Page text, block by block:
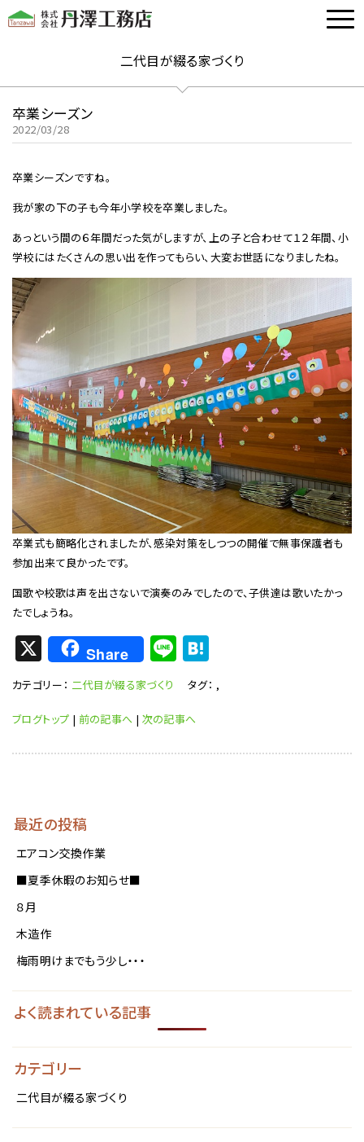
二代目が綴る家づくり
卒業シーズン
2022/03/28
卒業シーズンですね。
我が家の下の子も今年小学校を卒業しました。
あっという間の６年間だった気がしますが、上の子と合わせて１２年間、小
学校にはたくさんの思い出を作ってもらい、大変お世話になりましたね。
卒業式も簡略化されましたが、感染対策をしつつの開催で無事保護者も
参加出来て良かったです。
国歌や校歌は声を出さないで演奏のみでしたので、子供達は歌いたかっ
たでしょうね。
X Share Li
n
e
H
at
e
a
カテゴリー： 二代目が綴る家づくり タグ： ,
ブログトップ | 前の記事へ | 次の記事へ
最近の投稿
エアコン交換作業
■夏季休暇のお知らせ■
８月
木造作
梅雨明けまでもう少し・・・
よく読まれている記事
カテゴリー
二代目が綴る家づくり